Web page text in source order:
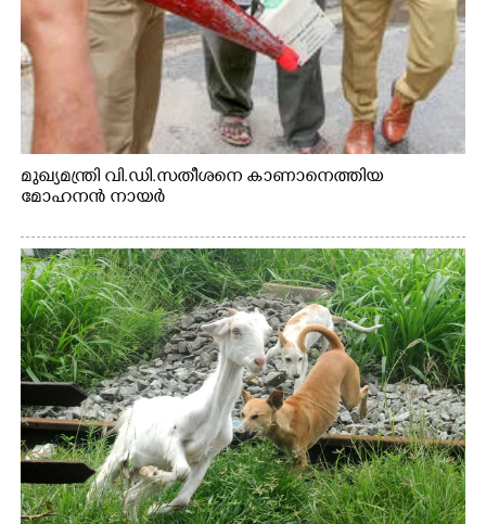
മുഖ്യമന്ത്രി വി.ഡി.സതീശനെ കാണാനെത്തിയ
മോഹനൻ നായർ